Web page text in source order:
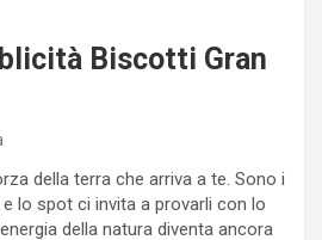
Biscotti Gran
della terra che arriva a te. Sono i
e lo spot ci invita a provarli con lo
della natura diventa ancora